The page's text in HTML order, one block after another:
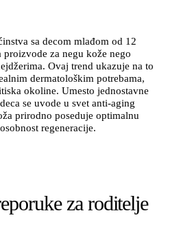
sa decom mlađom od 12
proizvode za negu kože nego
Ovaj trend ukazuje na to
dermatološkim potrebama,
okoline. Umesto jednostavne
se uvode u svet anti-aging
prirodno poseduje optimalnu
regeneracije.
za roditelje